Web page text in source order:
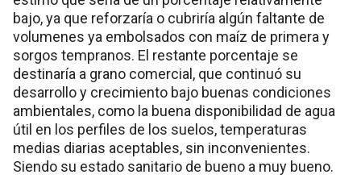
bajo, ya que reforzaría o cubriría algún faltante de
volumenes ya embolsados con maíz de primera y
sorgos tempranos. El restante porcentaje se
destinaría a grano comercial, que continuó su
desarrollo y crecimiento bajo buenas condiciones
ambientales, como la buena disponibilidad de agua
útil en los perfiles de los suelos, temperaturas
medias diarias aceptables, sin inconvenientes.
Siendo su estado sanitario de bueno a muy bueno.